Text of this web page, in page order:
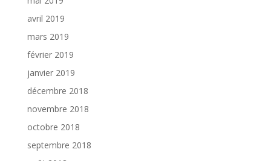
avril 2019
mars 2019
février 2019
janvier 2019
décembre 2018
novembre 2018
octobre 2018
septembre 2018